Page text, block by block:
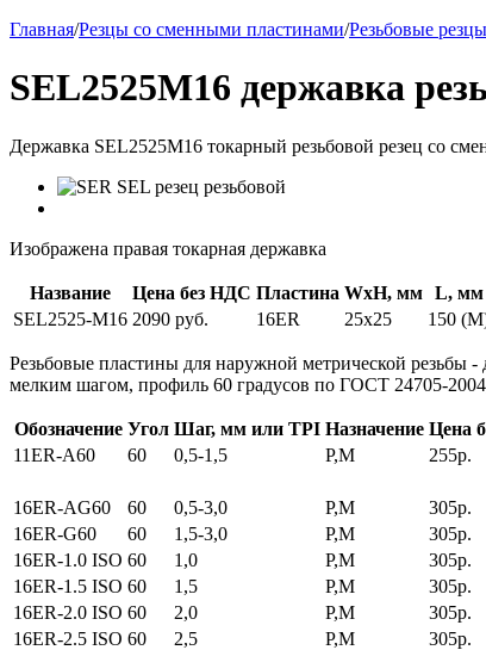
Главная/Резцы со сменными пластинами/Резьбовые резцы
SEL2525M16 державка
Державка SEL2525M16 токарный резьбовой резец со
Изображена правая токарная державка
Название Цена без НДС Пластина WxH, мм L, мм
SEL2525-M16 2090 руб. 16ER 25x25 150
Резьбовые пластины для наружной метрической резьбы -
мелким шагом, профиль 60 градусов по ГОСТ 24705-
Обозначение Угол Шаг, мм или TPI Назначение Цена
11ER-A60
60 0,5-1,5 P,M 255р.
16ER-AG60 60 0,5-3,0 P,M
305р.
16ER-G60
60 1,5-3,0 P,M
305р.
16ER-1.0 ISO 60 1,0 P,M
305р.
16ER-1.5 ISO 60 1,5 P,M
305р.
16ER-2.0 ISO 60 2,0 P,M
305р.
16ER-2.5 ISO 60 2,5 P,M
305р.